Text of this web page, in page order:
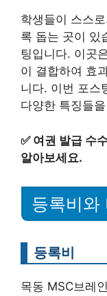
학생들이 스스
록 돕는 곳이 있
팅입니다. 이곳
이 결합하여 효
니다. 이번 포스
다양한 특징들
✅ 여권 발급 수
알아보세요.
등록비와
등록비
목동 MSC브레